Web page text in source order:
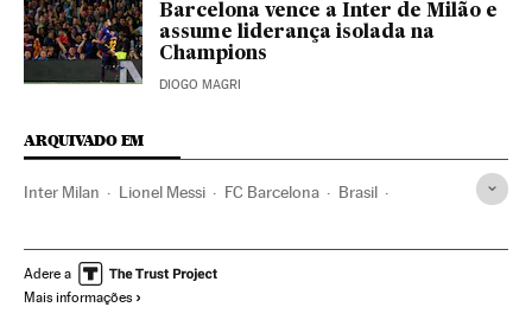
Barcelona vence a Inter de Milão e
assume liderança isolada na
Champions
DIOGO MAGRI
ARQUIVADO EM
Inter Milan Lionel Messi FC Barcelona Brasil
América Champions League 2018/2019
Champions League
Adere a
Mais informações